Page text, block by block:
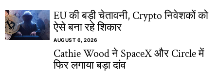
EU की बड़ी चेतावनी, Crypto निवेशकों को
ऐसे बना रहे शिकार
AUGUST 6, 2026
Cathie Wood ने SpaceX और Circle में
फिर लगाया बड़ा दांव